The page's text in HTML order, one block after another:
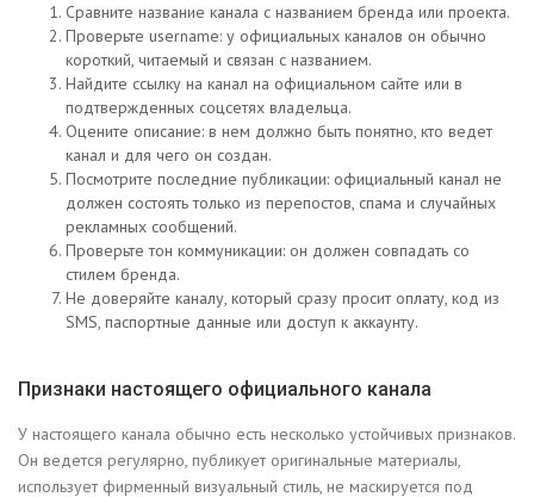
Сравните название канала с названием бренда или проекта.
Проверьте username: у официальных каналов он обычно
короткий, читаемый и связан с названием.
Найдите ссылку на канал на официальном сайте или в
подтвержденных соцсетях владельца.
Оцените описание: в нем должно быть понятно, кто ведет
канал и для чего он создан.
Посмотрите последние публикации: официальный канал не
должен состоять только из перепостов, спама и случайных
рекламных сообщений.
Проверьте тон коммуникации: он должен совпадать со
стилем бренда.
Не доверяйте каналу, который сразу просит оплату, код из
SMS, паспортные данные или доступ к аккаунту.
Признаки настоящего официального канала
У настоящего канала обычно есть несколько устойчивых признаков.
Он ведется регулярно, публикует оригинальные материалы,
использует фирменный визуальный стиль, не маскируется под